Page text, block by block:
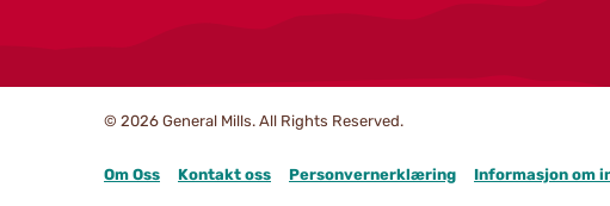
© 2026 General Mills. All Rights Reserved.
Om Oss Kontakt oss Personvernerklæring Informasjon om